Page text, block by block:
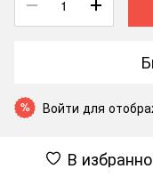
% Войти для
В